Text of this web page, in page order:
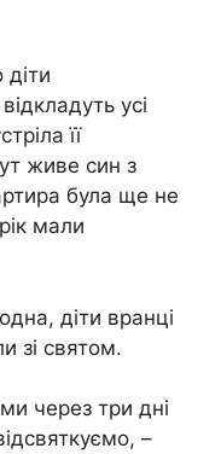
усі
її
живе син з
була ще не
мали
діти вранці
зі святом.
через три дні
–